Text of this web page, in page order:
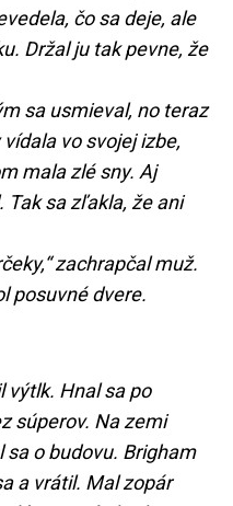
čo sa deje, ale
Držal ju tak pevne, že
sa usmieval, no teraz
vo svojej izbe,
mala zlé sny. Aj
sa zľakla, že ani
zachrapčal muž.
posuvné dvere.
výtlk. Hnal sa po
súperov. Na zemi
o budovu. Brigham
a vrátil. Mal zopár